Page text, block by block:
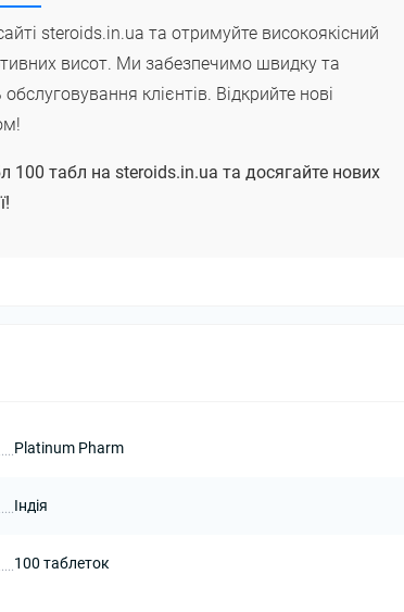
steroids.in.ua та отримуйте високоякісний
висот. Ми забезпечимо швидку та
клієнтів. Відкрийте нові
табл на steroids.in.ua та досягайте нових
Platinum Pharm
Індія
100 таблеток